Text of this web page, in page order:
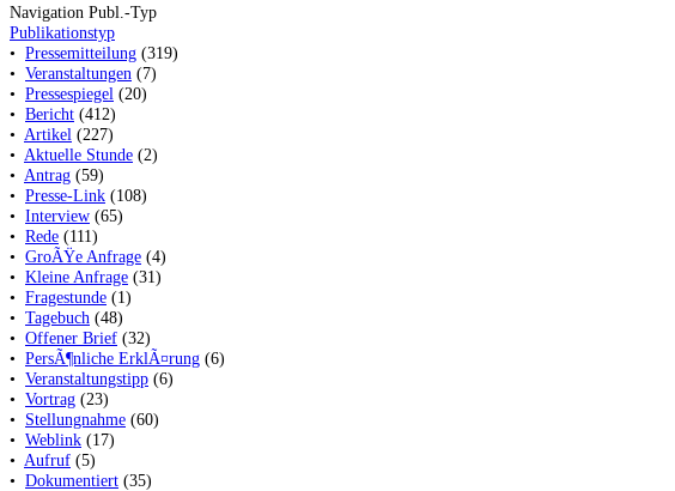
Navigation Publ.-Typ
Publikationstyp
• Pressemitteilung (319)
• Veranstaltungen (7)
• Pressespiegel (20)
• Bericht (412)
• Artikel (227)
• Aktuelle Stunde (2)
• Antrag (59)
• Presse-Link (108)
• Interview (65)
• Rede (111)
• GroÃŸe Anfrage (4)
• Kleine Anfrage (31)
• Fragestunde (1)
• Tagebuch (48)
• Offener Brief (32)
• PersÃ¶nliche ErklÃ¤rung (6)
• Veranstaltungstipp (6)
• Vortrag (23)
• Stellungnahme (60)
• Weblink (17)
• Aufruf (5)
• Dokumentiert (35)